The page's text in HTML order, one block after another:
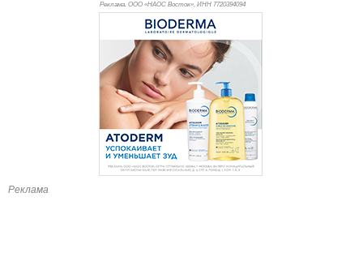
Реклама. ООО «НАОС Восток», ИНН 7720394094
Реклама